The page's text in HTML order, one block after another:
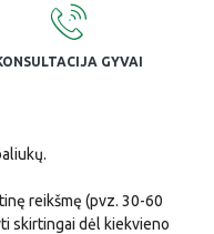
GYVAI
reikšmę (pvz. 30-60
skirtingai dėl kiekvieno